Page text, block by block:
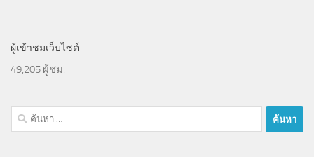
ผู้เข้าชมเว็บไซต์
49,205 ผู้ชม.
ค้นหา
สำหรับ: